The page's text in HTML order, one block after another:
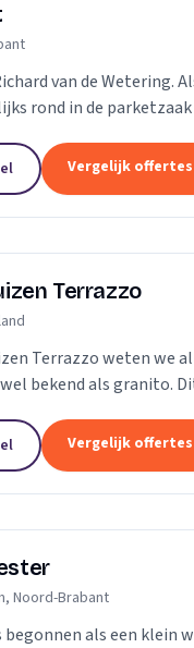
van de Wetering.
rond in de
ik besloot zelf...
Vergelijk offertes
Terrazzo
Terrazzo weten we
bekend als granito.
in elke vorm....
Vergelijk offertes
Noord-Brabant
begonnen als een klein